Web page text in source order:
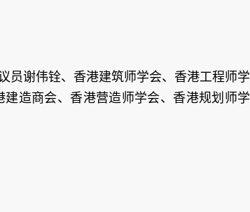
员谢伟铨、香港建筑师学会、香港工程师学
造商会、香港营造师学会、香港规划师学